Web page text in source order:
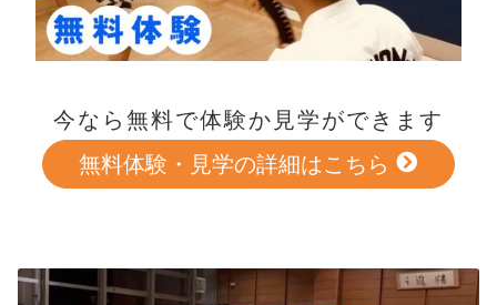
今なら無料で体験か見学ができます
無料体験・見学の詳細はこちら